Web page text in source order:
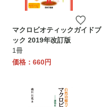
マクロビオティックガイドブ
ック 2019年改訂版
1冊
価格：660円